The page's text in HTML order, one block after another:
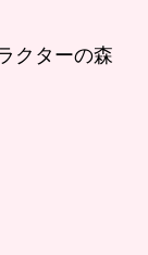
クターの森